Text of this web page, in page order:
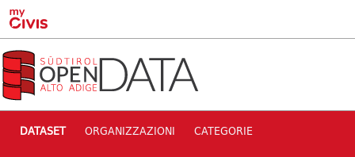
Skip to main content
DATASET ORGANIZZAZIONI CATEGORIE